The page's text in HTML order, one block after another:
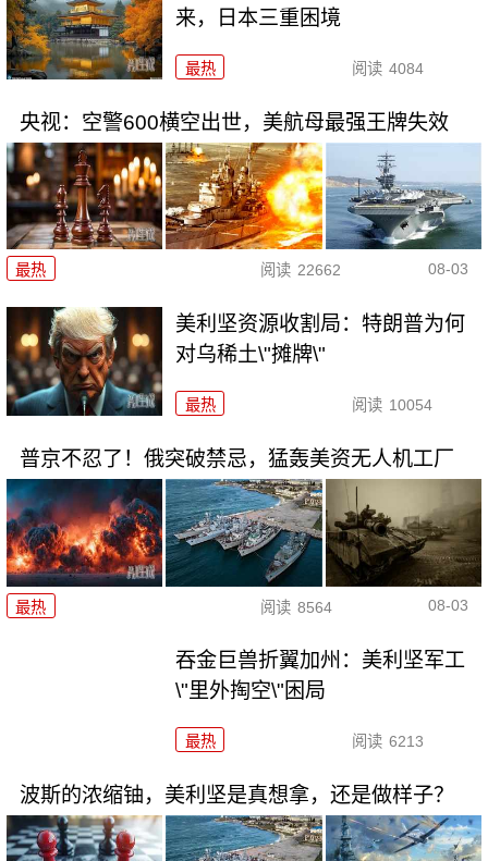
来，日本三重困境
最热 阅读 4084
央视：空警600横空出世，美航母最强王牌失效
最热 阅读 22662 08-03
美利坚资源收割局：特朗普为何
对乌稀土\"摊牌\"
最热 阅读 10054
普京不忍了！俄突破禁忌，猛轰美资无人机工厂
最热 阅读 8564 08-03
吞金巨兽折翼加州：美利坚军工
\"里外掏空\"困局
最热 阅读 6213
波斯的浓缩铀，美利坚是真想拿，还是做样子？